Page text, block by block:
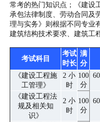
常考的热门知识点；《建设
承包法律制度、劳动合同及
理与实务》则根据不同专业
建筑结构技术要求、建筑工
考试科目
考试
时长
满
分
《建设工程施
工管理》
2 小
时
100
分
《建设工程法
规及相关知
识》
2 小
时
100
分